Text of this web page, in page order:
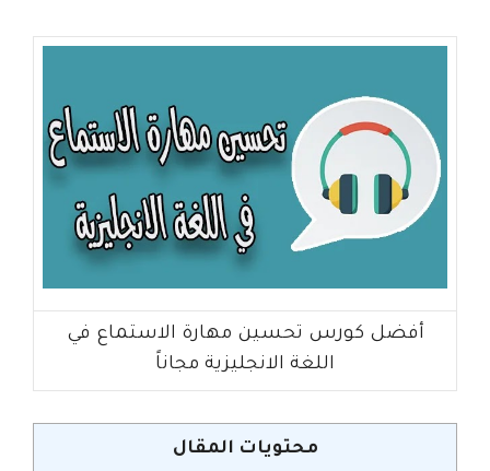
أفضل كورس تحسين مهارة الاستماع في
اللغة الانجليزية مجاناً
محتويات المقال